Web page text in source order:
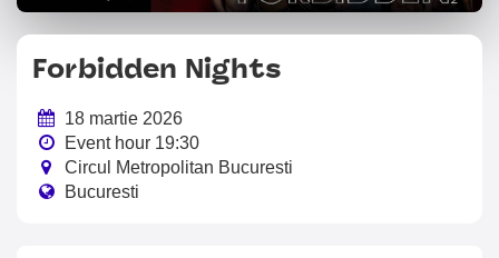
Forbidden Nights
18 martie 2026
Event hour 19:30
Circul Metropolitan Bucuresti
Bucuresti